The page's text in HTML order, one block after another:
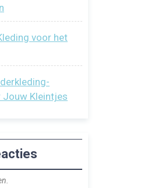
voor het
Kleintjes